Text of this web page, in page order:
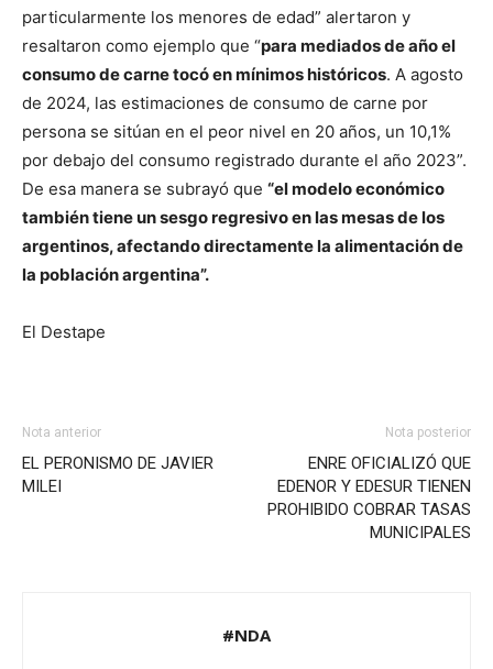
particularmente los menores de edad” alertaron y
resaltaron como ejemplo que “para mediados de año el
consumo de carne tocó en mínimos históricos. A agosto
de 2024, las estimaciones de consumo de carne por
persona se sitúan en el peor nivel en 20 años, un 10,1%
por debajo del consumo registrado durante el año 2023”.
De esa manera se subrayó que “el modelo económico
también tiene un sesgo regresivo en las mesas de los
argentinos, afectando directamente la alimentación de
la población argentina”.
El Destape
Nota anterior
EL PERONISMO DE JAVIER
MILEI
Nota posterior
ENRE OFICIALIZÓ QUE
EDENOR Y EDESUR TIENEN
PROHIBIDO COBRAR TASAS
MUNICIPALES
#NDA